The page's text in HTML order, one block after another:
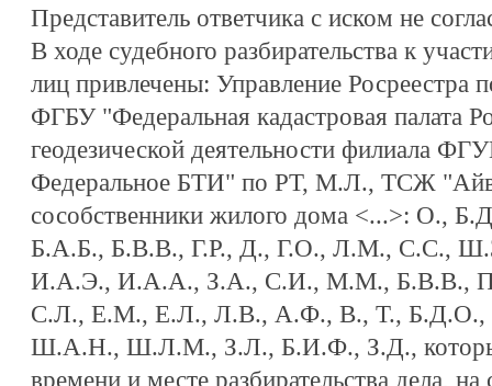
Представитель ответчика с иском не
В ходе судебного разбирательства к
лиц привлечены: Управление
ФГБУ "Федеральная кадастровая палата
геодезической деятельности филиала
Федеральное БТИ" по РТ, М.Л., ТСЖ
сособственники жилого дома <...>:
Б.А.Б., Б.В.В., Г.Р., Д., Г.О., Л.М., С.С.,
И.А.Э., И.А.А., З.А., С.И., М.М., Б.В.В.,
С.Л., Е.М., Е.Л., Л.В., А.Ф., В., Т.,
Ш.А.Н., Ш.Л.М., З.Л., Б.И.Ф., З.Д.,
времени и месте разбирательства дела, на